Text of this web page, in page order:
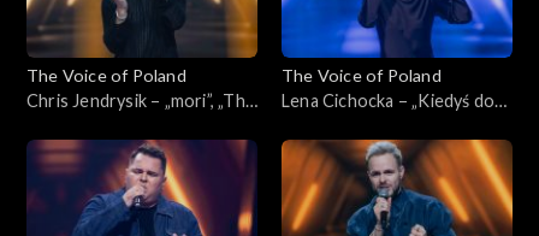
The Voice of Poland
Chris Jendrysik – „mori”, „The
listopada 2025
The Voice of Poland
Lena Cichocka – „Kiedyś do
Poland”, Nokaut, 1 listopada
2025